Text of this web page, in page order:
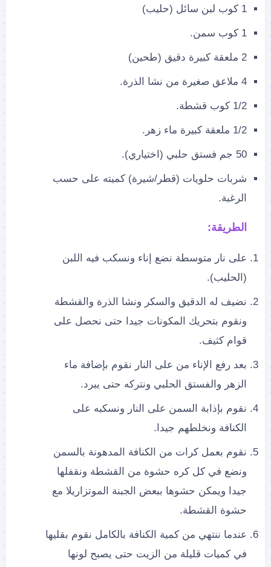
1 كوب لبن سائل (حليب)
1 كوب سمن.
2 ملعقة كبيرة دقيق (طحين)
4 ملاعق صغيرة من نشا الذرة.
1/2 كوب قشطة.
1/2 ملعقة كبيرة ماء زهر.
50 جم فستق حلبي (اختياري).
شربات حلويات (قطر/شيرة) كميته على حسب
الرغبة.
الطريقة:
على نار متوسطة نضع إناء ونسكب فيه اللبن
(الحليب).
نضيف له الدقيق والسكر ونشا الذرة والقشطة
ونقوم بتحريك المكونات جيدا حتى نحصل على
قوام كثيف.
بعد رفع الإناء من على النار نقوم بإضافة ماء
الزهر والفستق الحلبي ونتركه حتى يبرد.
نقوم بإذابة السمن على النار ونسكبه على
الكنافة ونخلطهم جيدا.
نقوم بعمل كرات من الكنافة المدهونة بالسمن
ونضع في كل كره حشوة من القشطة ونقفلها
جيدا ويمكن حشوها ببعض الجبنة الموتزاريلا مع
حشوة القشطة.
عندما ننتهي من كمية الكنافة بالكامل نقوم بقليها
في كميات قليلة من الزيت حتى يصبح لونها